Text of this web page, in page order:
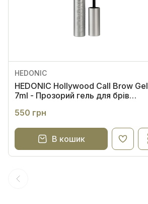
HEDONIC
HEDONIC Hollywood Call Brow Gel
7ml - Прозорий гель для брів
550 грн
В кошик